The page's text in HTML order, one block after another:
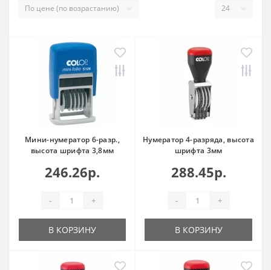
Мини-нумератор 6-разр.,
высота шрифта 3,8мм
246.26р.
- +
В КОРЗИНУ
Нумератор 4-разряда, высота
шрифта 3мм
288.45р.
- +
В КОРЗИНУ